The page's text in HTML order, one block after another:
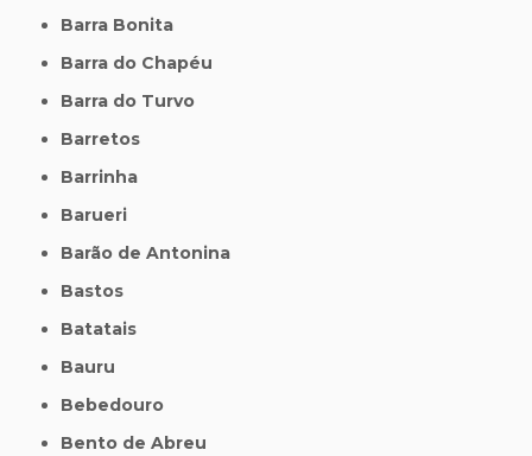
Barra Bonita
Barra do Chapéu
Barra do Turvo
Barretos
Barrinha
Barueri
Barão de Antonina
Bastos
Batatais
Bauru
Bebedouro
Bento de Abreu